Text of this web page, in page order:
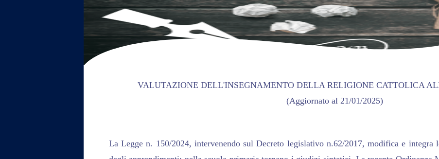
Canva Archivio
VALUTAZIONE DELL'INSEGNAMENTO DELLA RELIGIONE CATTOLICA
(Aggiornato al 21/01/2025)
La Legge n. 150/2024, intervenendo sul Decreto legislativo n.62/2017, modifica e integra